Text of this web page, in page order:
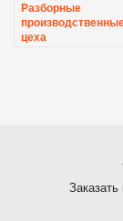
Разборные
цеха